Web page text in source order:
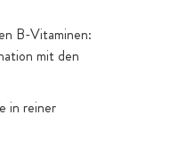
B-Vitaminen:
mit den
in reiner